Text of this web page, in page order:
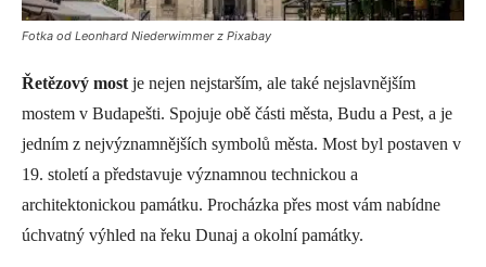
Fotka od Leonhard Niederwimmer z Pixabay
Řetězový most je nejen nejstarším, ale také nejslavnějším
mostem v Budapešti. Spojuje obě části města, Budu a Pest, a je
jedním z nejvýznamnějších symbolů města. Most byl postaven v
19. století a představuje významnou technickou a
architektonickou památku. Procházka přes most vám nabídne
úchvatný výhled na řeku Dunaj a okolní památky.